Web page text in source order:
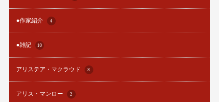
●作家紹介 4
●雑記 10
アリステア・マクラウド 8
アリス・マンロー 2